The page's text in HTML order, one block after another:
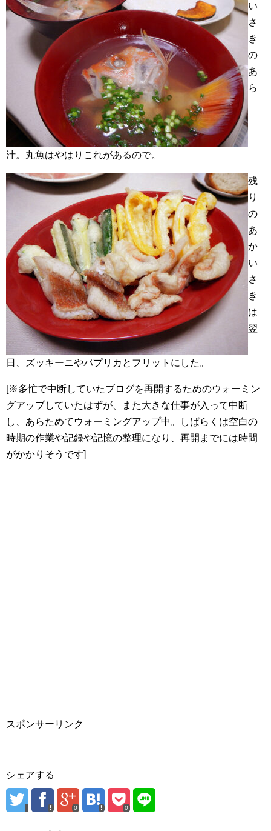
い
さ
き
の
あ
ら
汁。丸魚はやはりこれがあるので。
残
り
の
あ
か
い
さ
き
は
翌
日、ズッキーニやパプリカとフリットにした。
[※多忙で中断していたブログを再開するためのウォーミン
グアップしていたはずが、また大きな仕事が入って中断
し、あらためてウォーミングアップ中。しばらくは空白の
時期の作業や記録や記憶の整理になり、再開までには時間
がかかりそうです]
スポンサーリンク
シェアする
0 0